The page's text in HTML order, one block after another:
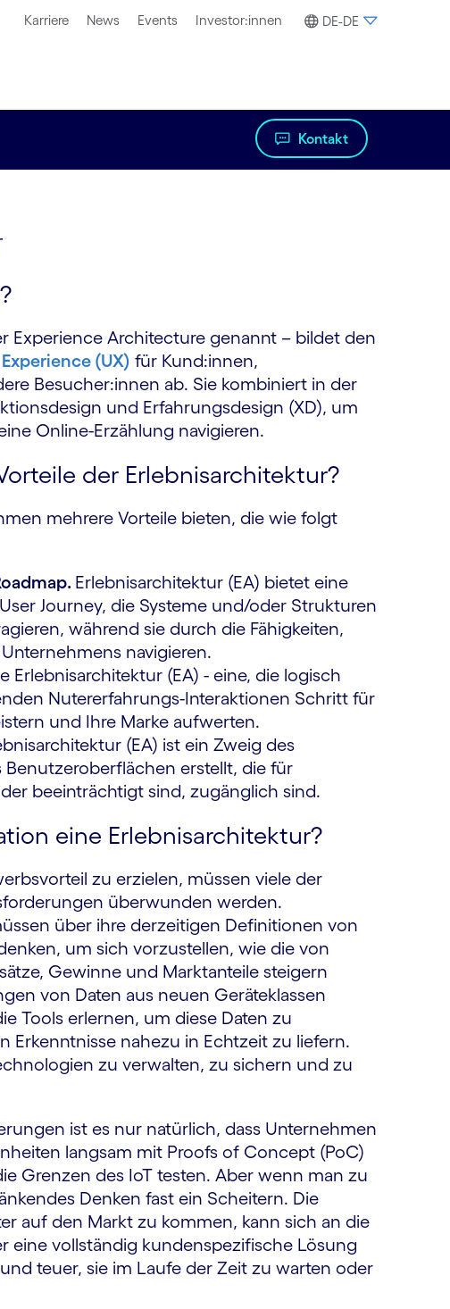
Karriere News Events Investor:innen DE-DE
Kontakt
Experience Architecture genannt – bildet den
Experience (UX) für Kund:innen,
Besucher:innen ab. Sie kombiniert in der
und Erfahrungsdesign (XD), um
Online-Erzählung navigieren.
der Erlebnisarchitektur?
mehrere Vorteile bieten, die wie folgt
Erlebnisarchitektur (EA) bietet eine
Journey, die Systeme und/oder Strukturen
während sie durch die Fähigkeiten,
navigieren.
Erlebnisarchitektur (EA) - eine, die logisch
Nutererfahrungs-Interaktionen Schritt für
und Ihre Marke aufwerten.
(EA) ist ein Zweig des
Benutzeroberflächen erstellt, die für
beeinträchtigt sind, zugänglich sind.
eine Erlebnisarchitektur?
zu erzielen, müssen viele der
überwunden werden.
über ihre derzeitigen Definitionen von
um sich vorzustellen, wie die von
Gewinne und Marktanteile steigern
von Daten aus neuen Geräteklassen
Tools erlernen, um diese Daten zu
Erkenntnisse nahezu in Echtzeit zu liefern.
zu verwalten, zu sichern und zu
ist es nur natürlich, dass Unternehmen
langsam mit Proofs of Concept (PoC)
Grenzen des IoT testen. Aber wenn man zu
Denken fast ein Scheitern. Die
auf den Markt zu kommen, kann sich an die
eine vollständig kundenspezifische Lösung
teuer, sie im Laufe der Zeit zu warten oder